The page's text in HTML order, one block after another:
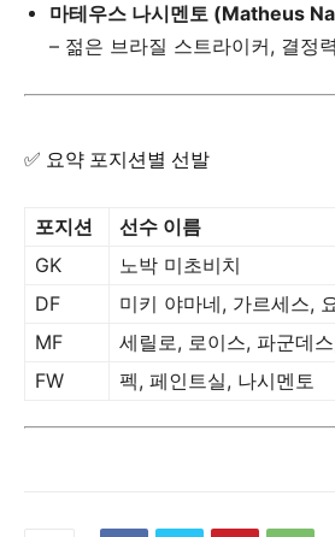
마테우스 나시멘토 (Matheus
– 젊은 브라질 스트라이커, 결정
✅ 요약 포지션별 선발
포지션
선수 이름
GK
노박 미초비치
DF
미키 야마네, 가르세스,
MF
세릴로, 로이스, 파군데
FW
펙, 페인트실, 나시멘토